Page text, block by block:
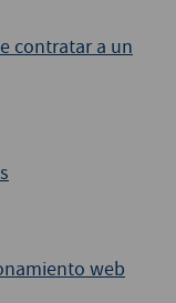
contratar a un
web